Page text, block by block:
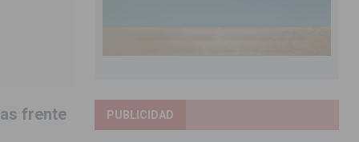
frente
PUBLICIDAD